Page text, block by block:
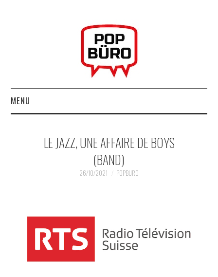
MENU
MUSIQUESACTUELLES.NET
GABBA GABBA HEY !
DOKO
LE JAZZ, UNE AFFAIRE DE BOYS
(BAND)
26/10/2021 POPBURO